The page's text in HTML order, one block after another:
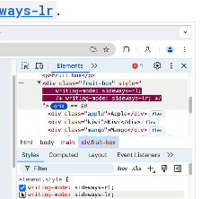
lr .